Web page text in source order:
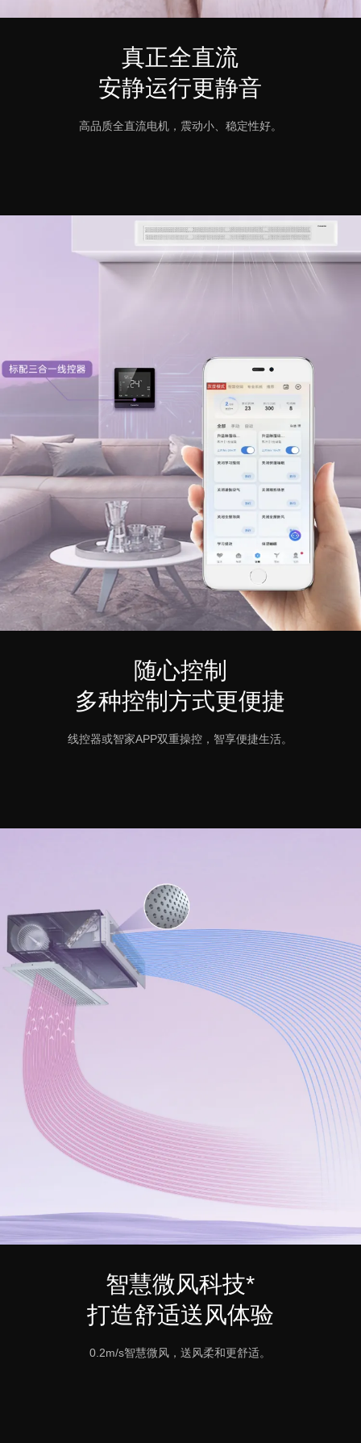
真正全直流
安静运行更静音
高品质全直流电机，震动小、稳定性好。
随心控制
多种控制方式更便捷
线控器或智家APP双重操控，智享便捷生活。
智慧微风科技*
打造舒适送风体验
0.2m/s智慧微风，送风柔和更舒适。